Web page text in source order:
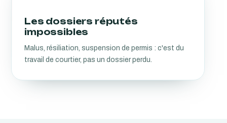
Les dossiers réputés
impossibles
Malus, résiliation, suspension de permis : c'est du
travail de courtier, pas un dossier perdu.